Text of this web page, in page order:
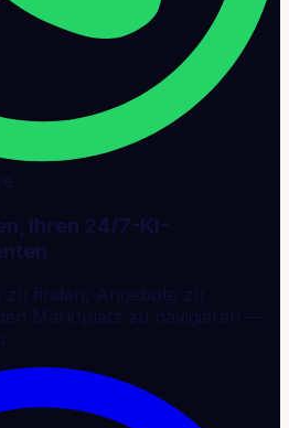
Ihren 24/7-KI-
zu finden, Angebote zu
Marktplatz zu navigieren —